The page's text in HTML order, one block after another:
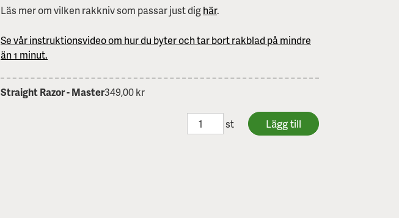
Läs mer om vilken rakkniv som passar just dighär.
Se vår instruktionsvideo om hur du byter och tar bort rakblad på mindre
än 1 minut.
Straight Razor - Master349,00 kr
st